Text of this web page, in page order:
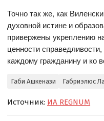
Точно так же, как
духовной истине и
привержены укреплению
ценности
каждому гражданину и ко
Габи Ашкенази Габриэлюс
Источник: ИА REGNUM